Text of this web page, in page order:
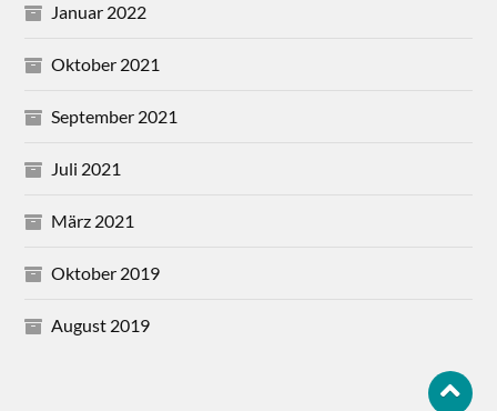
Januar 2022
Oktober 2021
September 2021
Juli 2021
März 2021
Oktober 2019
August 2019